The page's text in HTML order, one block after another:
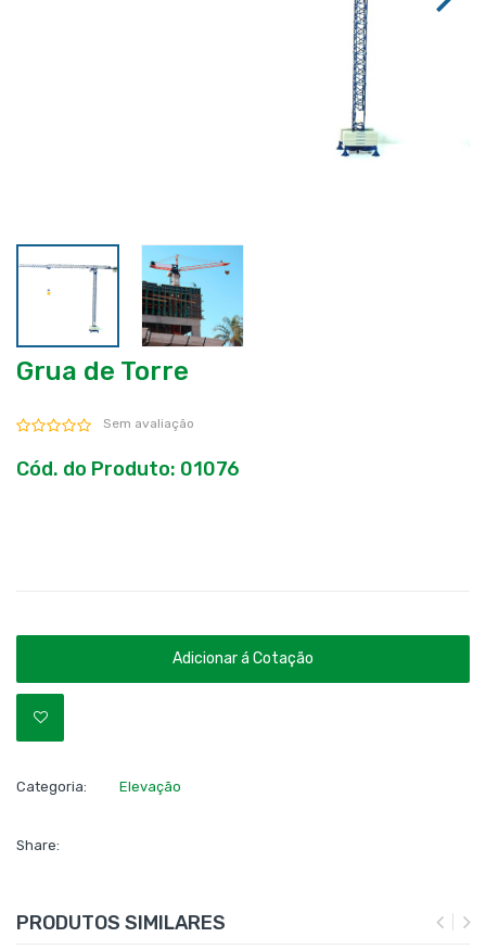
Grua de Torre
Sem avaliação
Cód. do Produto: 01076
Adicionar á Cotação
Categoria: Elevação
Share:
PRODUTOS SIMILARES